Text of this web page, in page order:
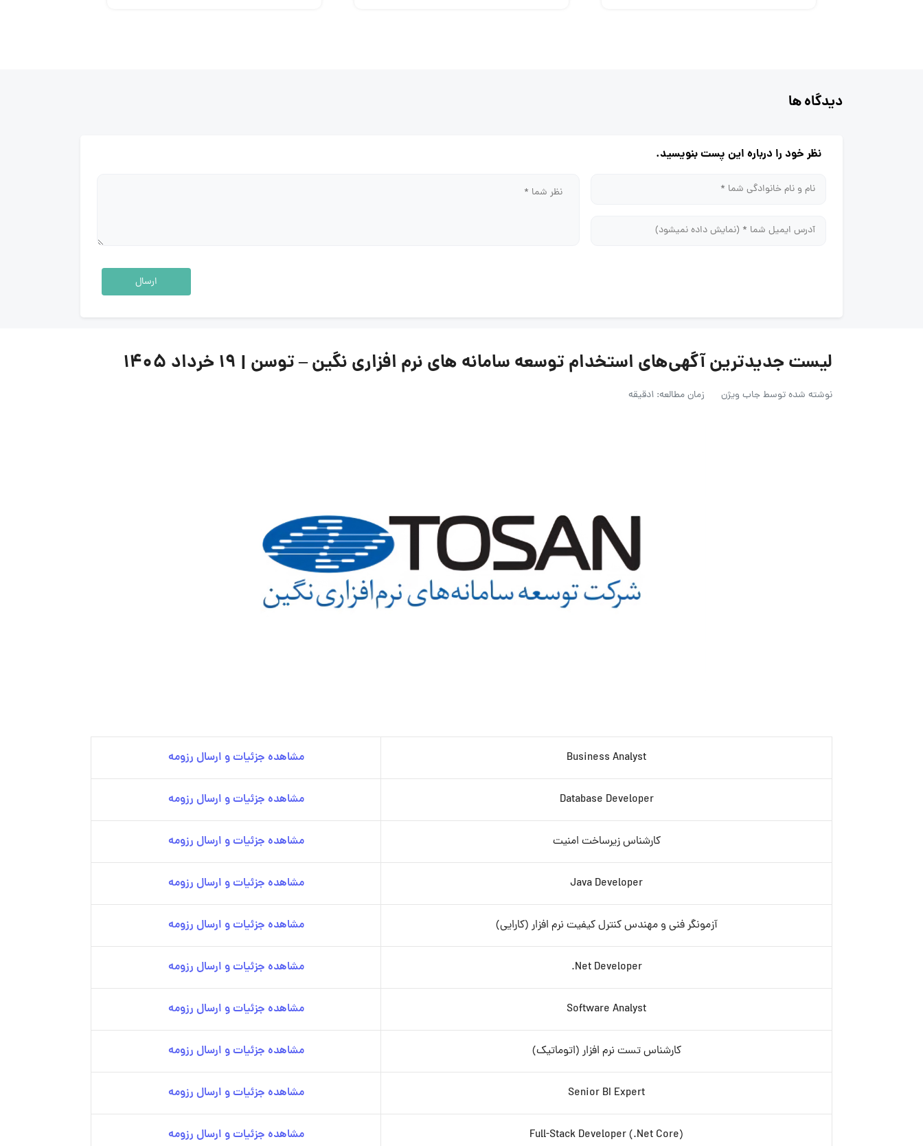
دیدگاه ها
نظر خود را درباره این پست بنویسید.
ارسال
لیست جدیدترین آگهی‌های استخدام توسعه سامانه های نرم افزاری نگین – توسن | ۱۹ خرداد ۱۴۰۵
نوشته شده توسطجاب ویژن زمان مطالعه: 1دقیقه
Business Analyst مشاهده جزئیات و ارسال رزومه
Database Developer مشاهده جزئیات و ارسال رزومه
کارشناس زیرساخت امنیت مشاهده جزئیات و ارسال رزومه
Java Developer مشاهده جزئیات و ارسال رزومه
آزمونگر فنی و مهندس کنترل کیفیت نرم افزار (کارایی) مشاهده جزئیات و ارسال رزومه
Net Developer. مشاهده جزئیات و ارسال رزومه
Software Analyst مشاهده جزئیات و ارسال رزومه
کارشناس تست نرم افزار (اتوماتیک) مشاهده جزئیات و ارسال رزومه
Senior BI Expert مشاهده جزئیات و ارسال رزومه
Full-Stack Developer (.Net Core) مشاهده جزئیات و ارسال رزومه